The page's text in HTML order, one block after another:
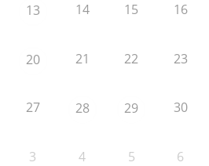
13 14 15 16
20 21 22 23
27 28 29 30
3 4 5 6